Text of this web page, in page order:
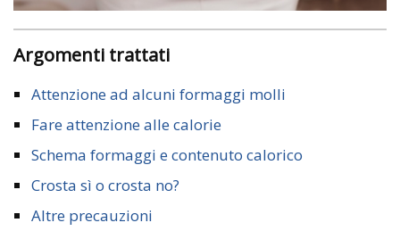
Argomenti trattati
Attenzione ad alcuni formaggi molli
Fare attenzione alle calorie
Schema formaggi e contenuto calorico
Crosta sì o crosta no?
Altre precauzioni